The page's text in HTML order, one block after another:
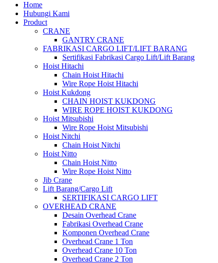
Home
Hubungi Kami
Product
CRANE
GANTRY CRANE
FABRIKASI CARGO LIFT/LIFT BARANG
Sertifikasi Fabrikasi Cargo Lift/Lift Barang
Hoist Hitachi
Chain Hoist Hitachi
Wire Rope Hoist Hitachi
Hoist Kukdong
CHAIN HOIST KUKDONG
WIRE ROPE HOIST KUKDONG
Hoist Mitsubishi
Wire Rope Hoist Mitsubishi
Hoist Nitchi
Chain Hoist Nitchi
Hoist Nitto
Chain Hoist Nitto
Wire Rope Hoist Nitto
Jib Crane
Lift Barang/Cargo Lift
SERTIFIKASI CARGO LIFT
OVERHEAD CRANE
Desain Overhead Crane
Fabrikasi Overhead Crane
Komponen Overhead Crane
Overhead Crane 1 Ton
Overhead Crane 10 Ton
Overhead Crane 2 Ton